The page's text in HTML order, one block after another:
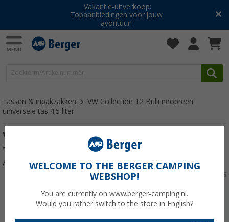
Vakantie-uitverkoop:
Topaanbiedingen voor jouw
avontuur!
Tassen & inpakzakken
VW Collection T2 Bulli neopreen
universele tas 4,5 liter
VW Collectie T2 Bulli Neopreen Universele
Tas 4,5 Liter Groen
Artikelnr: 353940WELCOME TO THE BERGER CAMPING
WEBSHOP!
You are currently on www.berger-camping.nl.
Would you rather switch to the store in English?